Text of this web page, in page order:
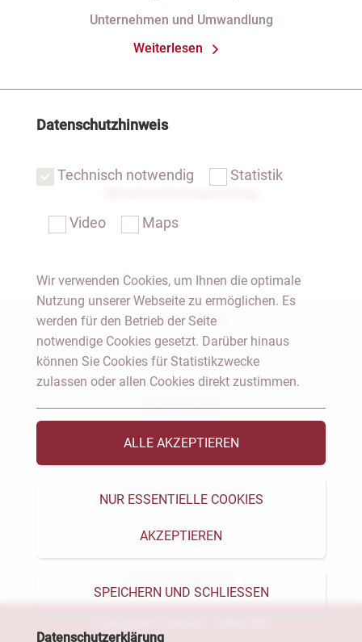
Unternehmen und Umwandlung
Weiterlesen
Notar Dresden
Fachgebiete
Das Notariat
Vorträge & Veröffentlichungen
Videos & Podcast
Aktuelles
Datenschutzhinweis
Technisch notwendig Statistik
Video Maps
Wir verwenden Cookies, um Ihnen die optimale
Nutzung unserer Webseite zu ermöglichen. Es
werden für den Betrieb der Seite
notwendige Cookies gesetzt. Darüber hinaus
können Sie Cookies für Statistikzwecke
zulassen oder allen Cookies direkt zustimmen.
ALLE AKZEPTIEREN
NUR ESSENTIELLE COOKIES
AKZEPTIEREN
SPEICHERN UND SCHLIESSEN
Datenschutzerklärung